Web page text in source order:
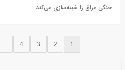
جنگی عراق را شبیه‌سازی می‌کند.
1
2
3
4
…